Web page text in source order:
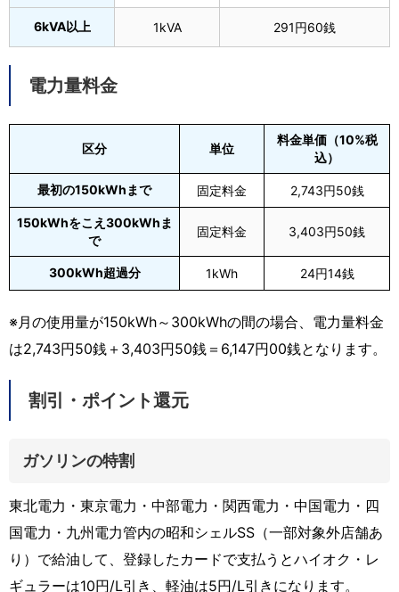
6kVA以上 1kVA 291円60銭
電力量料金
区分 単位
料金単価（10%税
込）
最初の150kWhまで 固定料金 2,743円50銭
150kWhをこえ300kWhま
で
固定料金 3,403円50銭
300kWh超過分 1kWh 24円14銭
※月の使用量が150kWh～300kWhの間の場合、電力量料金
は2,743円50銭＋3,403円50銭＝6,147円00銭となります。
割引・ポイント還元
ガソリンの特割
東北電力・東京電力・中部電力・関西電力・中国電力・四
国電力・九州電力管内の昭和シェルSS（一部対象外店舗あ
り）で給油して、登録したカードで支払うとハイオク・レ
ギュラーは10円/L引き、軽油は5円/L引きになります。